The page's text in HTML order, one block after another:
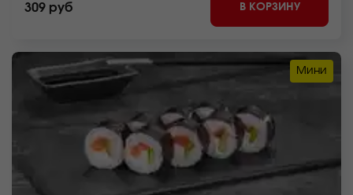
309 руб В КОРЗИНУ
Мини